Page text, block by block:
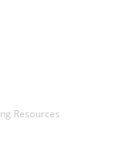
Resources